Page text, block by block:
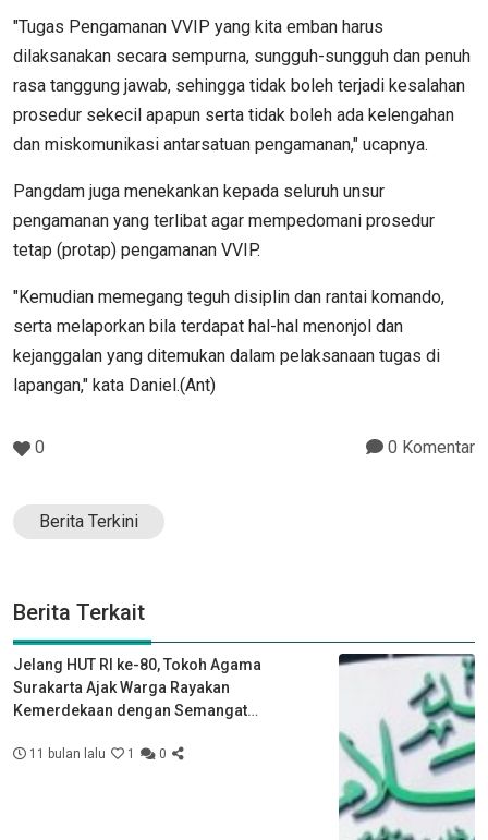
"Tugas Pengamanan VVIP yang kita emban harus
dilaksanakan secara sempurna, sungguh-sungguh dan penuh
rasa tanggung jawab, sehingga tidak boleh terjadi kesalahan
prosedur sekecil apapun serta tidak boleh ada kelengahan
dan miskomunikasi antarsatuan pengamanan," ucapnya.
Pangdam juga menekankan kepada seluruh unsur
pengamanan yang terlibat agar mempedomani prosedur
tetap (protap) pengamanan VVIP.
"Kemudian memegang teguh disiplin dan rantai komando,
serta melaporkan bila terdapat hal-hal menonjol dan
kejanggalan yang ditemukan dalam pelaksanaan tugas di
lapangan," kata Daniel.(Ant)
0 0 Komentar
Berita Terkini
Berita Terkait
Jelang HUT RI ke-80, Tokoh Agama
Surakarta Ajak Warga Rayakan
Kemerdekaan dengan Semangat
11 bulan lalu 1 0